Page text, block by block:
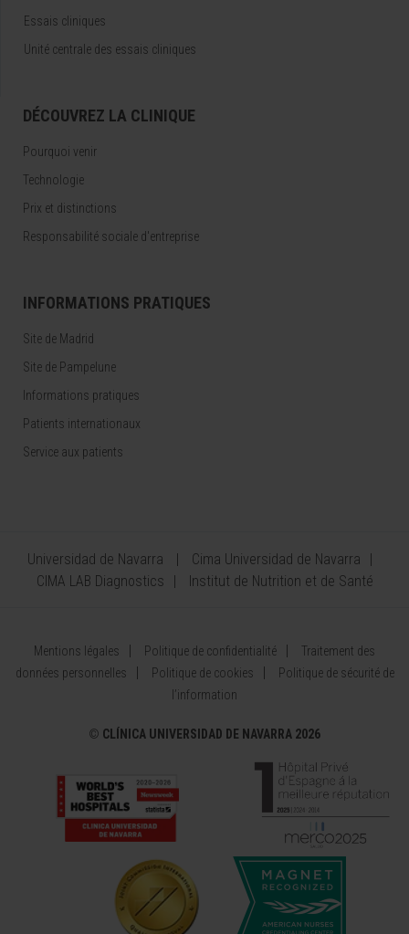
Essais cliniques
Unité centrale des essais cliniques
DÉCOUVREZ LA CLINIQUE
Pourquoi venir
Technologie
Prix et distinctions
Responsabilité sociale d'entreprise
INFORMATIONS PRATIQUES
Site de Madrid
Site de Pampelune
Informations pratiques
Patients internationaux
Service aux patients
Universidad de Navarra
Cima Universidad de Navarra
CIMA LAB Diagnostics
Institut de Nutrition et de Santé
Mentions légales Politique de confidentialité
Traitement des
données personnelles
Politique de cookies
Politique de sécurité de
l’information
© CLÍNICA UNIVERSIDAD DE NAVARRA 2026